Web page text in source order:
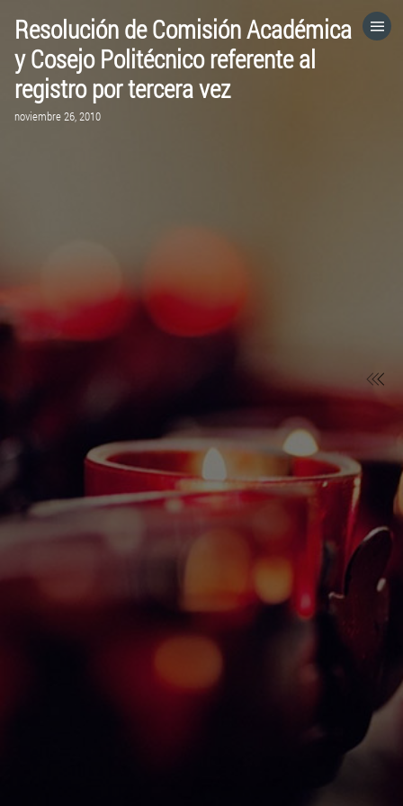
Resolución de Comisión Académica
y Cosejo Politécnico referente al
registro por tercera vez
noviembre 26, 2010
HOME
CATEGORÍAS